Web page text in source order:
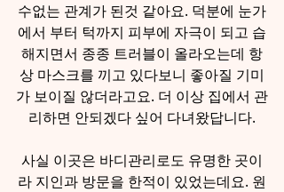
수없는 관계가 된것 같아요. 덕분에 눈가
에서 부터 턱까지 피부에 자극이 되고 습
해지면서 종종 트러블이 올라오는데 항
상 마스크를 끼고 있다보니 좋아질 기미
가 보이질 않더라고요. 더 이상 집에서 관
리하면 안되겠다 싶어 다녀왔답니다.
사실 이곳은 바디관리로도 유명한 곳이
라 지인과 방문을 한적이 있었는데요. 원